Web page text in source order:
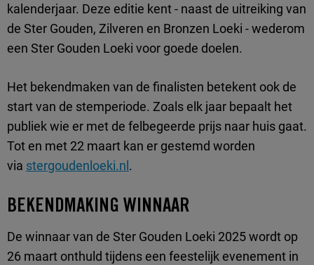
kalenderjaar. Deze editie kent - naast de uitreiking van
de Ster Gouden, Zilveren en Bronzen Loeki - wederom
een Ster Gouden Loeki voor goede doelen.
Het bekendmaken van de finalisten betekent ook de
start van de stemperiode. Zoals elk jaar bepaalt het
publiek wie er met de felbegeerde prijs naar huis gaat.
Tot en met 22 maart kan er gestemd worden
via stergoudenloeki.nl.
BEKENDMAKING WINNAAR
De winnaar van de Ster Gouden Loeki 2025 wordt op
26 maart onthuld tijdens een feestelijk evenement in